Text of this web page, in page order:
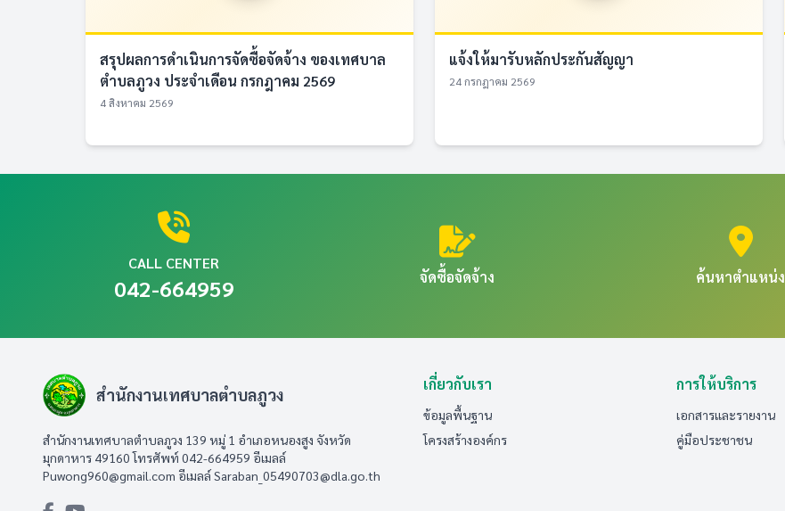
สรุปผลการดำเนินการจัดซื้อจัดจ้าง ของเทศบาล
ตำบลภูวง ประจำเดือน กรกฎาคม 2569
4 สิงหาคม 2569
แจ้งให้มารับหลักประกันสัญญา
24 กรกฎาคม 2569
CALL CENTER
042-664959 จัดซื้อจัดจ้าง ค้นหาตำแหน่ง
สำนักงานเทศบาลตำบลภูวง
สำนักงานเทศบาลตำบลภูวง 139 หมู่ 1 อำเภอหนองสูง จังหวัด
มุกดาหาร 49160 โทรศัพท์ 042-664959 อีเมลล์
Puwong960@gmail.com อีเมลล์Saraban_05490703@dla.go.th
เกี่ยวกับเรา
ข้อมูลพื้นฐาน
โครงสร้างองค์กร
การให้บริการ
เอกสารและรายงาน
คู่มือประชาชน